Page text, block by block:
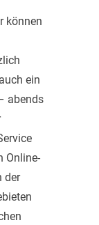
können
ein
abends
Online-
der